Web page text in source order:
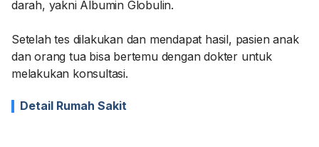
darah, yakni Albumin Globulin.
Setelah tes dilakukan dan mendapat hasil, pasien anak
dan orang tua bisa bertemu dengan dokter untuk
melakukan konsultasi.
Detail Rumah Sakit